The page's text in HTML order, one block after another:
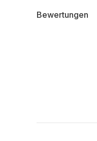
Bewertungen